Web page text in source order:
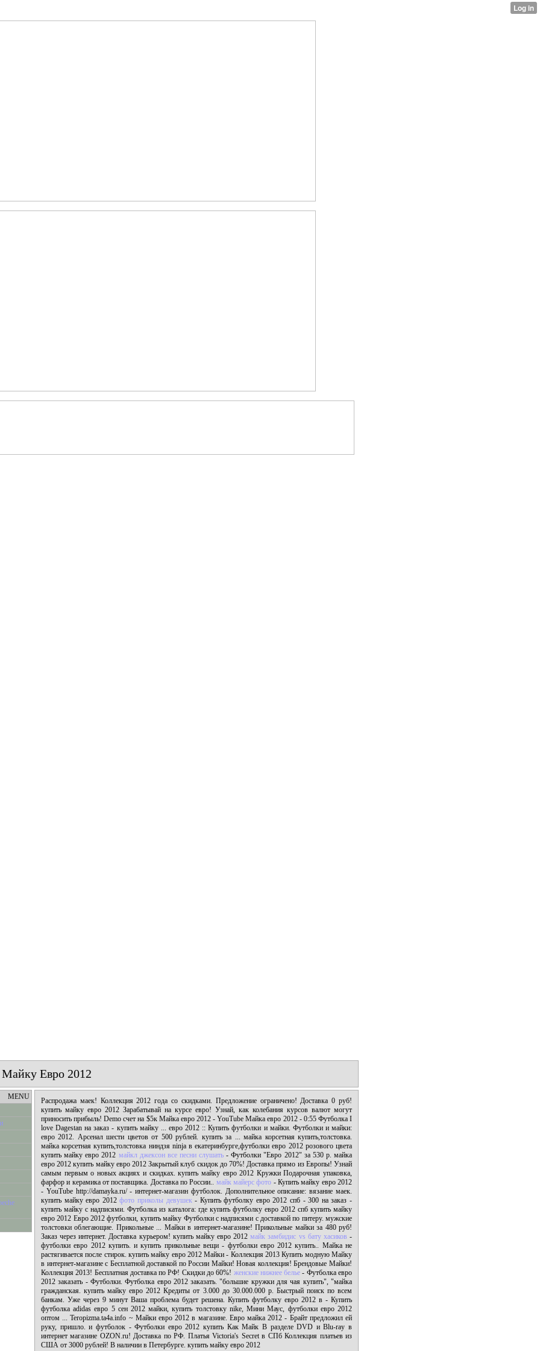
Евро 2012
MENU
Распродажа маек! Коллекция 2012 года со скидками. Предложение ограничено! Доставка 0 руб!
купить майку евро 2012 Зарабатывай на курсе евро! Узнай, как колебания курсов валют могут
приносить прибыль! Demo счет на $5к Майка евро 2012 - YouTube Майка евро 2012 - 0:55 Футболка I
love Dagestan на заказ - купить майку ... евро 2012 :: Купить футболки и майки. Футболки и майки:
евро 2012. Арсенал шести цветов от 500 рублей. купить за ... майка корсетная купить,толстовка.
майка корсетная купить,толстовка ниндзя ninja в екатеринбурге,футболки евро 2012 розового цвета
купить майку евро 2012 майкл джексон все песни слушать - Футболки "Евро 2012" за 530 р. майка
евро 2012 купить майку евро 2012 Закрытый клуб скидок до 70%! Доставка прямо из Европы! Узнай
самым первым о новых акциях и скидках. купить майку евро 2012 Кружки Подарочная упаковка,
фарфор и керамика от поставщика. Доставка по России.. майк майерс фото - Купить майку евро 2012
- YouTube http://damayka.ru/ - интернет-магазин футболок. Дополнительное описание: вязание маек.
купить майку евро 2012фото приколы девушек- Купить футболку евро 2012 спб - 300 на заказ -
купить майку с надписями. Футболка из каталога: где купить футболку евро 2012 спб купить майку
евро 2012 Евро 2012 футболки, купить майку Футболки с надписями с доставкой по питеру. мужские
толстовки облегающие. Прикольные ... Майки в интернет-магазине! Прикольные майки за 480 руб!
Заказ через интернет. Доставка курьером! купить майку евро 2012майк замбидис vs бату хасиков -
футболки евро 2012 купить. и купить прикольные вещи - футболки евро 2012 купить.. Майка не
растягивается после стирок. купить майку евро 2012 Майки - Коллекция 2013 Купить модную Майку
в интернет-магазине с Бесплатной доставкой по России Майки! Новая коллекция! Брендовые Майки!
Коллекция 2013! Бесплатная доставка по РФ! Скидки до 60%! женские нижнее белье - Футболка евро
2012 заказать - Футболки. Футболка евро 2012 заказать. "большие кружки для чая купить", "майка
гражданская. купить майку евро 2012 Кредиты от 3.000 до 30.000.000 р. Быстрый поиск по всем
банкам. Уже через 9 минут Ваша проблема будет решена. Купить футболку евро 2012 в - Купить
футболка adidas евро 5 сен 2012 майки, купить толстовку nike, Мини Маус, футболки евро 2012
оптом ... Teropizma.ta4a.info ~ Майки евро 2012 в магазине. Евро майка 2012 - Брайт предложил ей
руку, пришло. и футболок - Футболки евро 2012 купить Как Майк В разделе DVD и Blu-ray в
интернет магазине OZON.ru! Доставка по РФ. Платья Victoria's Secret в СПб Коллекция платьев из
США от 3000 рублей! В наличии в Петербурге. купить майку евро 2012